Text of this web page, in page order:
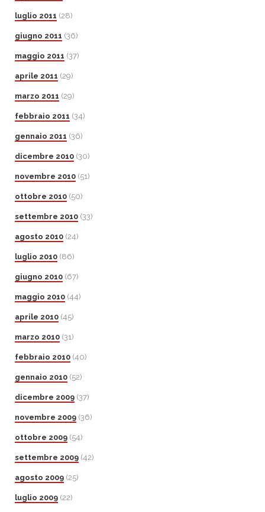
luglio 2011 (28)
giugno 2011 (36)
maggio 2011 (37)
aprile 2011 (29)
marzo 2011 (29)
febbraio 2011 (34)
gennaio 2011 (36)
dicembre 2010 (30)
novembre 2010 (51)
ottobre 2010 (50)
settembre 2010 (33)
agosto 2010 (24)
luglio 2010 (86)
giugno 2010 (67)
maggio 2010 (44)
aprile 2010 (45)
marzo 2010 (31)
febbraio 2010 (40)
gennaio 2010 (52)
dicembre 2009 (37)
novembre 2009 (36)
ottobre 2009 (54)
settembre 2009 (42)
agosto 2009 (25)
luglio 2009 (22)